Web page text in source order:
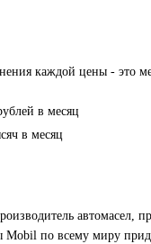
каждой цены - это
в месяц
в месяц
автомасел,
Mobil по всему миру